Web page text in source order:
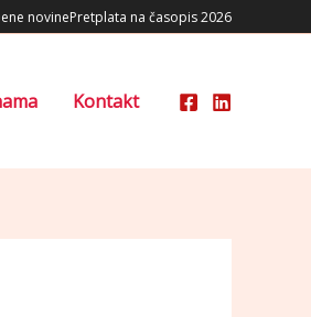
novinePretplata na časopis 2026
Kontakt